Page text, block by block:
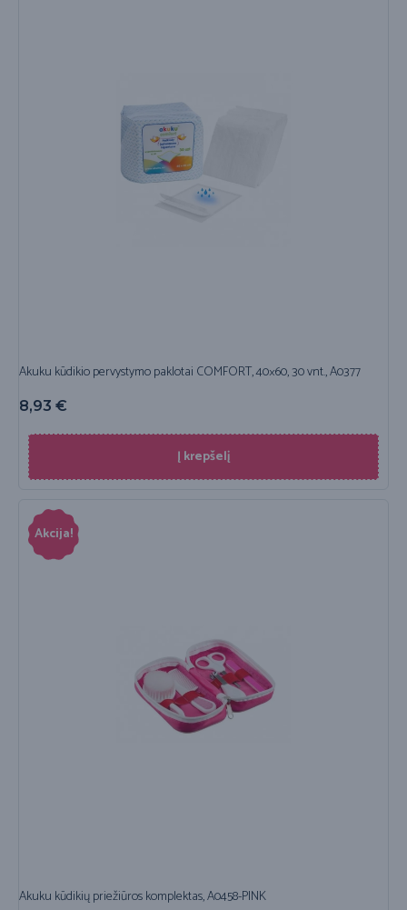
Akuku kūdikio pervystymo paklotai COMFORT, 40×60, 30 vnt., A0377
8,93 €
Į krepšelį
Akcija!
Akuku kūdikių priežiūros komplektas, A0458-PINK